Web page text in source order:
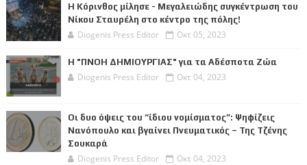
Η Κόρινθος μίλησε - Μεγαλειώδης συγκέντρωση του
Νίκου Σταυρέλη στο κέντρο της πόλης!
Diogenis Press Editor Οκτ 05, 2023
Η "ΠΝΟΗ ΔΗΜΙΟΥΡΓΙΑΣ" για τα Αδέσποτα Ζώα
Diogenis Press Editor Οκτ 04, 2023
Οι δυο όψεις του “ίδιου νομίσματος”: Ψηφίζεις
Νανόπουλο και βγαίνει Πνευματικός – Της Τζένης
Σουκαρά
Diogenis Press Editor Οκτ 04, 2023